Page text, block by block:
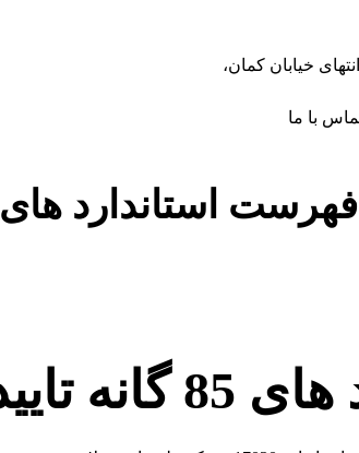
خیابان کمان،
با ما
فهرست استاندارد های 85 گانه تایید نوع خودرو
خودرو